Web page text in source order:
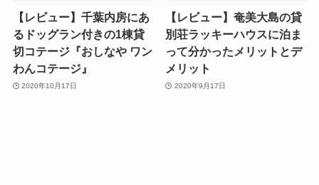
【レビュー】千葉内房にあ
るドッグラン付きの1棟貸
切コテージ『おしなや ワン
わんコテージ』
2020年10月17日
【レビュー】奄美大島の貸
別荘ラッキーハウスに泊ま
って分かったメリットとデ
メリット
2020年9月17日